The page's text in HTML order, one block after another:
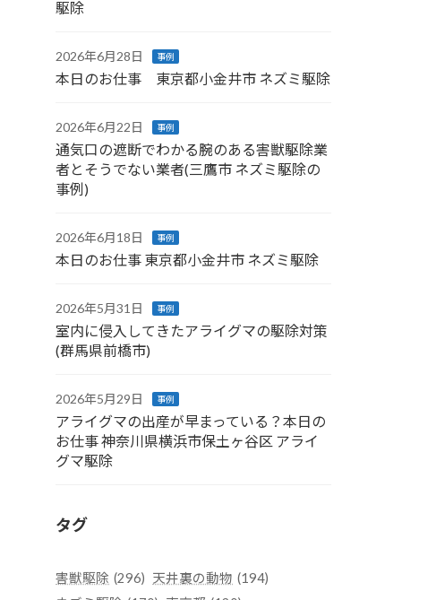
駆除
2026年6月28日 事例
本日のお仕事 東京都小金井市 ネズミ駆除
2026年6月22日 事例
通気口の遮断でわかる腕のある害獣駆除業
者とそうでない業者(三鷹市 ネズミ駆除の
事例)
2026年6月18日 事例
本日のお仕事 東京都小金井市 ネズミ駆除
2026年5月31日 事例
室内に侵入してきたアライグマの駆除対策
(群馬県前橋市)
2026年5月29日 事例
アライグマの出産が早まっている？本日の
お仕事 神奈川県横浜市保土ヶ谷区 アライ
グマ駆除
タグ
害獣駆除 (296) 天井裏の動物 (194)